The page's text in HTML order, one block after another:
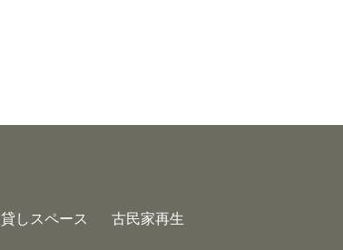
貸しスペース 古民家再生